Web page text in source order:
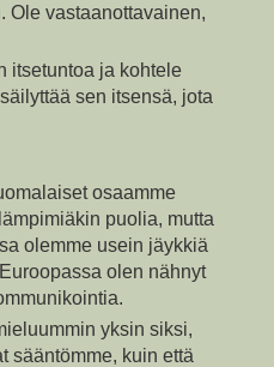
Ole vastaanottavainen,
itsetuntoa ja kohtele
sen itsensä, jota
osaamme
puolia, mutta
olemme usein jäykkiä
olen nähnyt
yksin siksi,
sääntömme, kuin että